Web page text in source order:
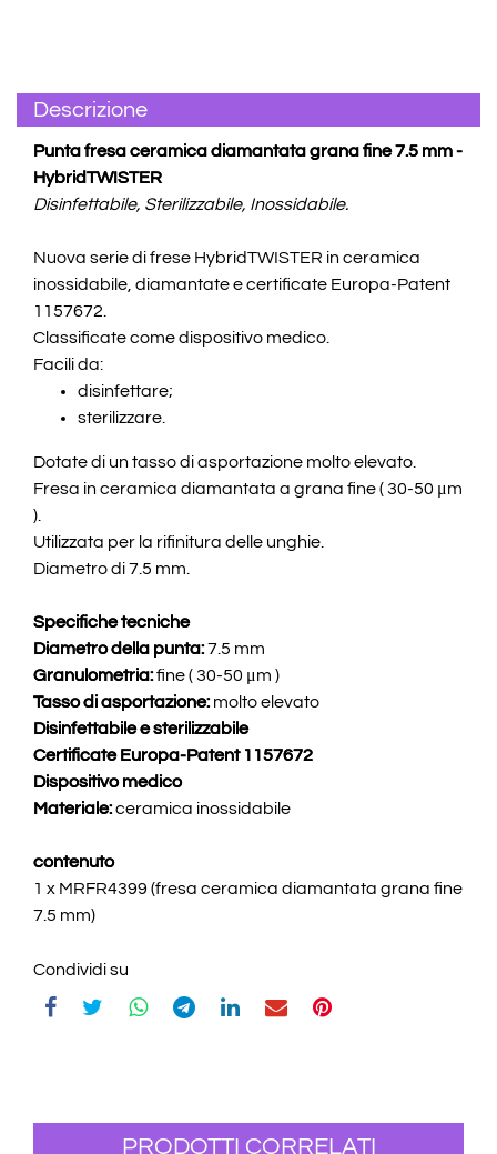
Descrizione
Punta fresa ceramica diamantata grana fine 7.5 mm -
HybridTWISTER
Disinfettabile, Sterilizzabile, Inossidabile.
Nuova serie di frese HybridTWISTER in ceramica
inossidabile, diamantate e certificate Europa-Patent
1157672.
Classificate come dispositivo medico.
Facili da:
disinfettare;
sterilizzare.
Dotate di un tasso di asportazione molto elevato.
Fresa in ceramica diamantata a grana fine ( 30-50 μm
).
Utilizzata per la rifinitura delle unghie.
Diametro di 7.5 mm.
Specifiche tecniche
Diametro della punta:7.5 mm
Granulometria:fine ( 30-50 μm )
Tasso di asportazione:molto elevato
Disinfettabile e sterilizzabile
Certificate Europa-Patent 1157672
Dispositivo medico
Materiale:ceramica inossidabile
contenuto
1 x MRFR4399 (fresa ceramica diamantata grana fine
7.5 mm)
Condividi su
PRODOTTI CORRELATI